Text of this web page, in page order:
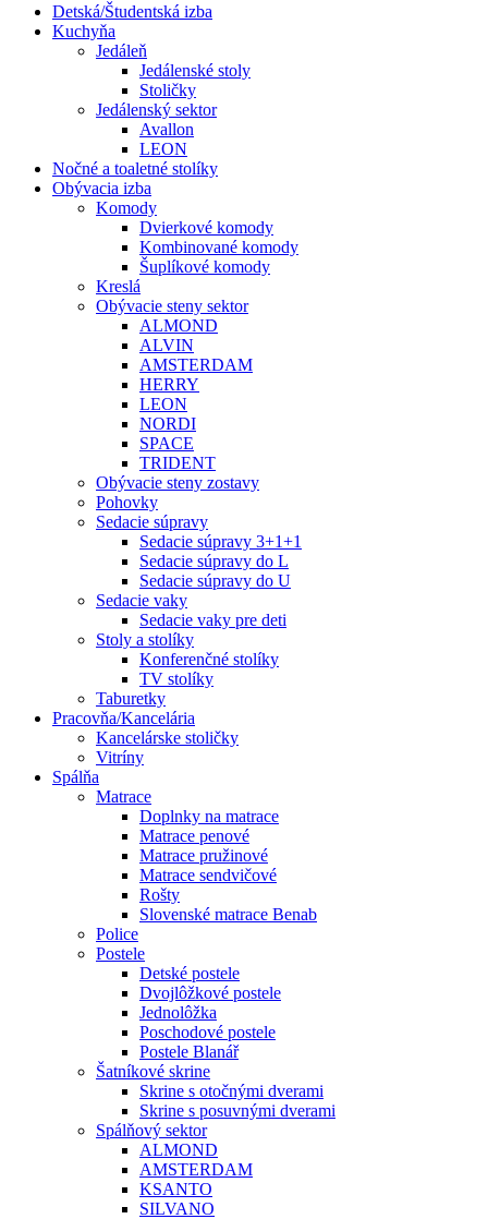
Detská/Študentská izba
Kuchyňa
Jedáleň
Jedálenské stoly
Stoličky
Jedálenský sektor
Avallon
LEON
Nočné a toaletné stolíky
Obývacia izba
Komody
Dvierkové komody
Kombinované komody
Šuplíkové komody
Kreslá
Obývacie steny sektor
ALMOND
ALVIN
AMSTERDAM
HERRY
LEON
NORDI
SPACE
TRIDENT
Obývacie steny zostavy
Pohovky
Sedacie súpravy
Sedacie súpravy 3+1+1
Sedacie súpravy do L
Sedacie súpravy do U
Sedacie vaky
Sedacie vaky pre deti
Stoly a stolíky
Konferenčné stolíky
TV stolíky
Taburetky
Pracovňa/Kancelária
Kancelárske stoličky
Vitríny
Spálňa
Matrace
Doplnky na matrace
Matrace penové
Matrace pružinové
Matrace sendvičové
Rošty
Slovenské matrace Benab
Police
Postele
Detské postele
Dvojlôžkové postele
Jednolôžka
Poschodové postele
Postele Blanář
Šatníkové skrine
Skrine s otočnými dverami
Skrine s posuvnými dverami
Spálňový sektor
ALMOND
AMSTERDAM
KSANTO
SILVANO